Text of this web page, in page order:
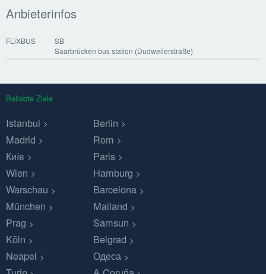
Anbieterinfos
FLiXBUS
SB
Saarbrücken bus station (Dudweilerstraße)
Beliebte Ziele
Istanbul
Berlin
Madrid
Rom
Київ
Paris
Wien
Hamburg
Warschau
Barcelona
München
Mailand
Prag
Samsun
Köln
Belgrad
Neapel
Одеса